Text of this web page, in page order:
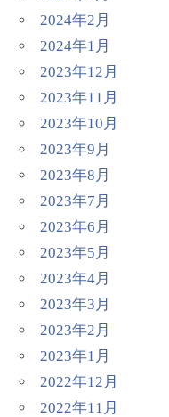
2024年2月
2024年1月
2023年12月
2023年11月
2023年10月
2023年9月
2023年8月
2023年7月
2023年6月
2023年5月
2023年4月
2023年3月
2023年2月
2023年1月
2022年12月
2022年11月